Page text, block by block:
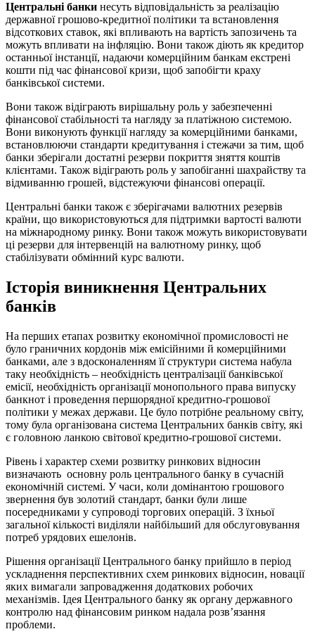
Центральні банки несуть відповідальність за реалізацію
державної грошово-кредитної політики та встановлення
відсоткових ставок, які впливають на вартість запозичень та
можуть впливати на інфляцію. Вони також діють як кредитор
останньої інстанції, надаючи комерційним банкам екстрені
кошти під час фінансової кризи, щоб запобігти краху
банківської системи.
Вони також відіграють вирішальну роль у забезпеченні
фінансової стабільності та нагляду за платіжною системою.
Вони виконують функції нагляду за комерційними банками,
встановлюючи стандарти кредитування і стежачи за тим, щоб
банки зберігали достатні резерви покриття зняття коштів
клієнтами. Також відіграють роль у запобіганні шахрайству та
відмиванню грошей, відстежуючи фінансові операції.
Центральні банки також є зберігачами валютних резервів
країни, що використовуються для підтримки вартості валюти
на міжнародному ринку. Вони також можуть використовувати
ці резерви для інтервенцій на валютному ринку, щоб
стабілізувати обмінний курс валюти.
Історія виникнення Центральних
банків
На перших етапах розвитку економічної промисловості не
було граничних кордонів між емісійними й комерційними
банками, але з вдосконаленням її структури система набула
таку необхідність – необхідність централізації банківської
емісії, необхідність організації монопольного права випуску
банкнот і проведення першорядної кредитно-грошової
політики у межах держави. Це було потрібне реальному світу,
тому була організована система Центральних банків світу, які
є головною ланкою світової кредитно-грошової системи.
Рівень і характер схеми розвитку ринкових відносин
визначають основну роль центрального банку в сучасній
економічній системі. У часи, коли домінантою грошового
звернення був золотий стандарт, банки були лише
посередниками у супроводі торгових операцій. З їхньої
загальної кількості виділяли найбільший для обслуговування
потреб урядових ешелонів.
Рішення організації Центрального банку прийшло в період
ускладнення перспективних схем ринкових відносин, новації
яких вимагали запровадження додаткових робочих
механізмів. Ідея Центрального банку як органу державного
контролю над фінансовим ринком надала розв’язання
проблеми.